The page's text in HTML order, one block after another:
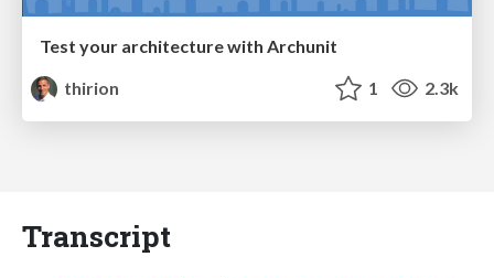
Test your architecture with Archunit
thirion
1 2.3k
Transcript